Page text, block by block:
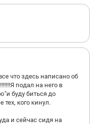
что здесь написано об
подал на него в
буду биться до
тех, кого кинул.
и сейчас сидя на